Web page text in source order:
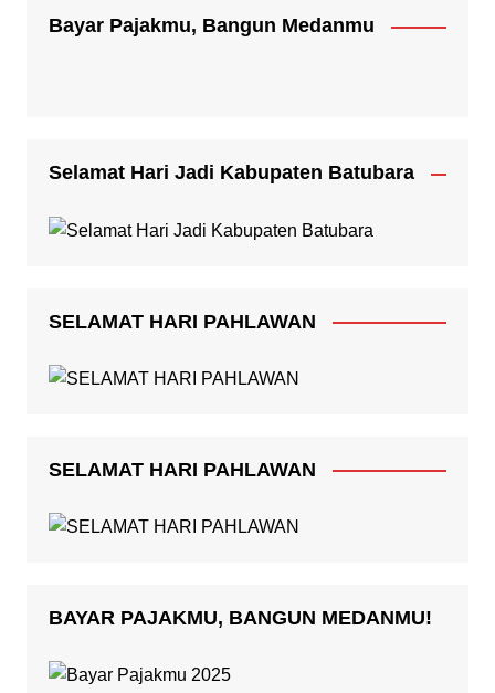
Bayar Pajakmu, Bangun Medanmu
Selamat Hari Jadi Kabupaten Batubara
SELAMAT HARI PAHLAWAN
SELAMAT HARI PAHLAWAN
BAYAR PAJAKMU, BANGUN MEDANMU!